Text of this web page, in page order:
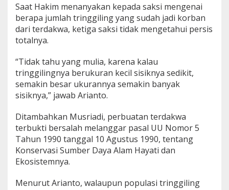
Saat Hakim menanyakan kepada saksi mengenai
berapa jumlah tringgiling yang sudah jadi korban
dari terdakwa, ketiga saksi tidak mengetahui persis
totalnya.
“Tidak tahu yang mulia, karena kalau
tringgilingnya berukuran kecil sisiknya sedikit,
semakin besar ukurannya semakin banyak
sisiknya,” jawab Arianto.
Ditambahkan Musriadi, perbuatan terdakwa
terbukti bersalah melanggar pasal UU Nomor 5
Tahun 1990 tanggal 10 Agustus 1990, tentang
Konservasi Sumber Daya Alam Hayati dan
Ekosistemnya.
Menurut Arianto, walaupun populasi tringgiling